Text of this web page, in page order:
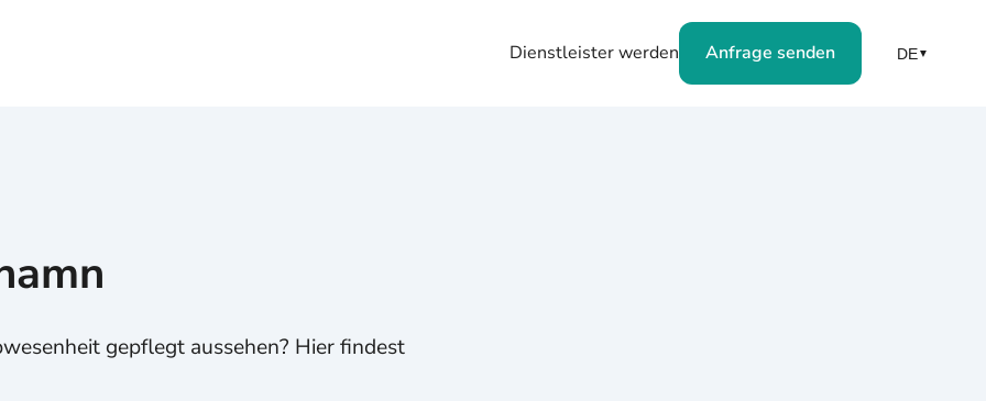
Dienstleister werden Anfrage senden DE▼
gepflegt aussehen? Hier findest